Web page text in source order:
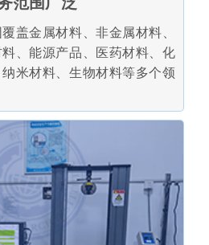
盖金属材料、非金属材料、
、能源产品、医药材料、化
米材料、生物材料等多个领